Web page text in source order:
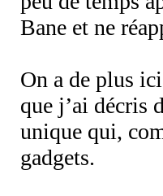
Bane et ne
On a de plus
que j’ai décris
unique qui,
gadgets.